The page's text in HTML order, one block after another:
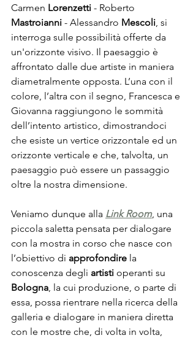
Carmen Lorenzetti - Roberto
Mastroianni - Alessandro Mescoli, si
interroga sulle possibilità offerte da
un'orizzonte visivo. Il paesaggio è
affrontato dalle due artiste in maniera
diametralmente opposta. L’una con il
colore, l’altra con il segno, Francesca e
Giovanna raggiungono le sommità
dell’intento artistico, dimostrandoci
che esiste un vertice orizzontale ed un
orizzonte verticale e che, talvolta, un
paesaggio può essere un passaggio
oltre la nostra dimensione.
Veniamo dunque alla Link Room, una
piccola saletta pensata per dialogare
con la mostra in corso che nasce con
l’obiettivo di approfondire la
conoscenza degli artisti operanti su
Bologna, la cui produzione, o parte di
essa, possa rientrare nella ricerca della
galleria e dialogare in maniera diretta
con le mostre che, di volta in volta,